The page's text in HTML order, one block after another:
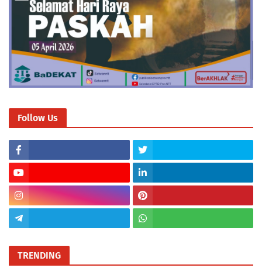
Follow Us
TRENDING